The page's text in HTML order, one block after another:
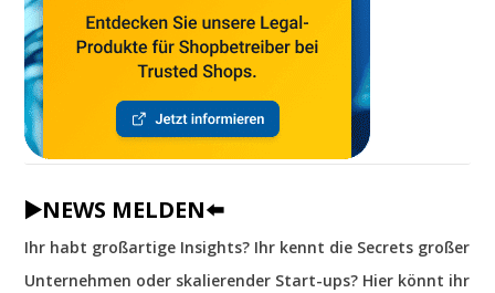
▶️NEWS MELDEN⬅️
Ihr habt großartige Insights? Ihr kennt die Secrets großer
Unternehmen oder skalierender Start-ups? Hier könnt ihr